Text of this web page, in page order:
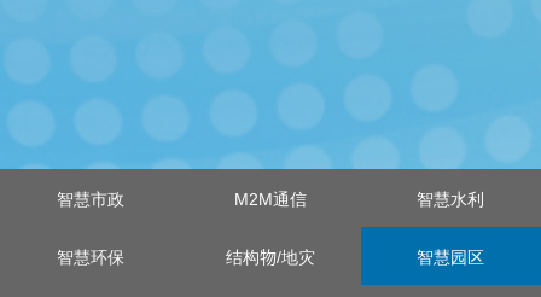
智慧市政 M2M通信 智慧水利
智慧环保 结构物/地灾 智慧园区